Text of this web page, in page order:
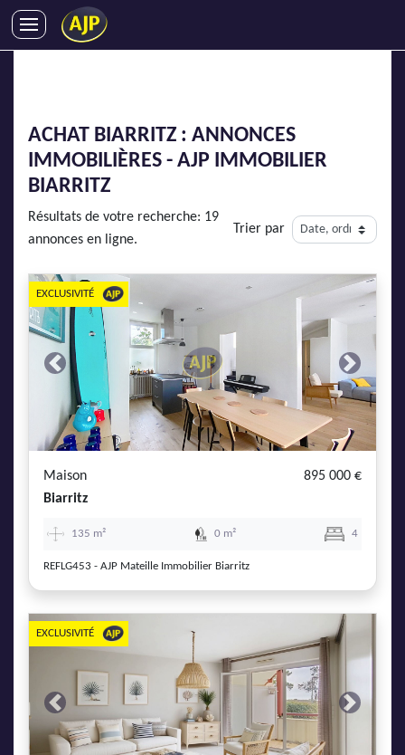
GESTION LOCATIVE
SYNDIC
IMMOBILIER NEUF
ENTREPRISES
DEVENIR FRANCHISÉ
AJP Recrute
AJP Actualités
Service Qualité Clients
ACHAT BIARRITZ : ANNONCES
IMMOBILIÈRES - AJP IMMOBILIER
BIARRITZ
Résultats de votre recherche: 19
annonces en ligne.
Trier par
Previous Next
EXCLUSIVITÉ
Maison
895 000 €
Biarritz
135 m² 0 m² 4
REFLG453 - AJP Mateille Immobilier Biarritz
Previous Next
EXCLUSIVITÉ